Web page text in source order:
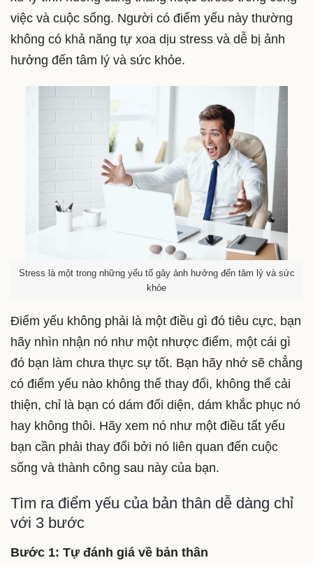
việc và cuộc sống. Người có điểm yếu này thường
không có khả năng tự xoa dịu stress và dễ bị ảnh
hưởng đến tâm lý và sức khỏe.
Stress là một trong những yếu tố gây ảnh hưởng đến tâm lý và sức
khỏe
Điểm yếu không phải là một điều gì đó tiêu cực, bạn
hãy nhìn nhận nó như một nhược điểm, một cái gì
đó bạn làm chưa thực sự tốt. Bạn hãy nhớ sẽ chẳng
có điểm yếu nào không thể thay đổi, không thể cải
thiện, chỉ là bạn có dám đối diện, dám khắc phục nó
hay không thôi. Hãy xem nó như một điều tất yếu
bạn cần phải thay đổi bởi nó liên quan đến cuộc
sống và thành công sau này của bạn.
Tìm ra điểm yếu của bản thân dễ dàng chỉ
với 3 bước
Bước 1: Tự đánh giá về bản thân